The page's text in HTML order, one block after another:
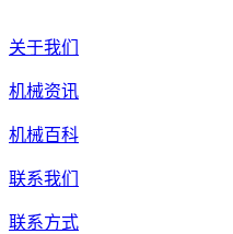
关于我们
机械资讯
机械百科
联系我们
联系方式